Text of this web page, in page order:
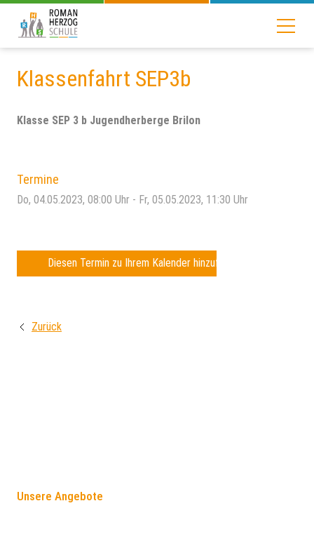
Klassenfahrt SEP3b
Klasse SEP 3 b Jugendherberge Brilon
Termine
Do, 04.05.2023, 08:00 Uhr - Fr, 05.05.2023, 11:30 Uhr
Diesen Termin zu Ihrem Kalender hinzufügen
Zurück
Unsere Angebote